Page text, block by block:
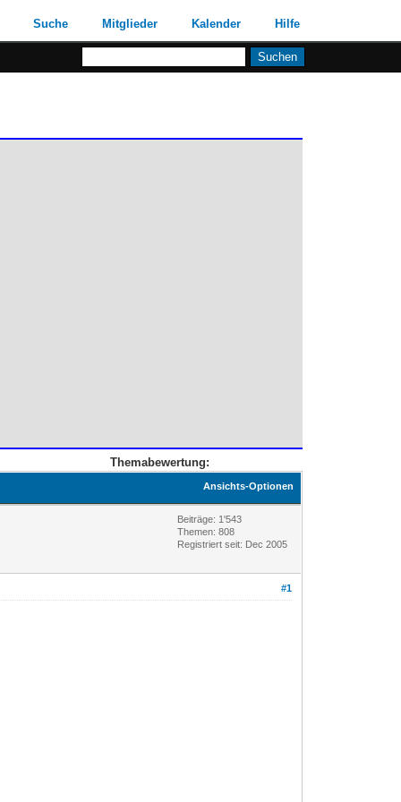
Suche Mitglieder Kalender Hilfe
Themabewertung:
Ansichts-Optionen
Beiträge: 1'543
Themen: 808
Registriert seit: Dec 2005
#1